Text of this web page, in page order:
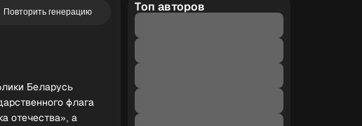
Повторить генерацию
Беларусь
флага
отечества», а
Топ авторов